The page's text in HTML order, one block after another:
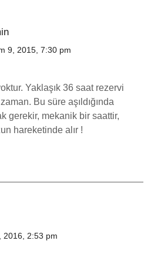
9, 2015, 7:30 pm
Yaklaşık 36 saat rezervi
zaman. Bu süre aşıldığında
gerekir, mekanik bir saattir,
hareketinde alır !
2016, 2:53 pm